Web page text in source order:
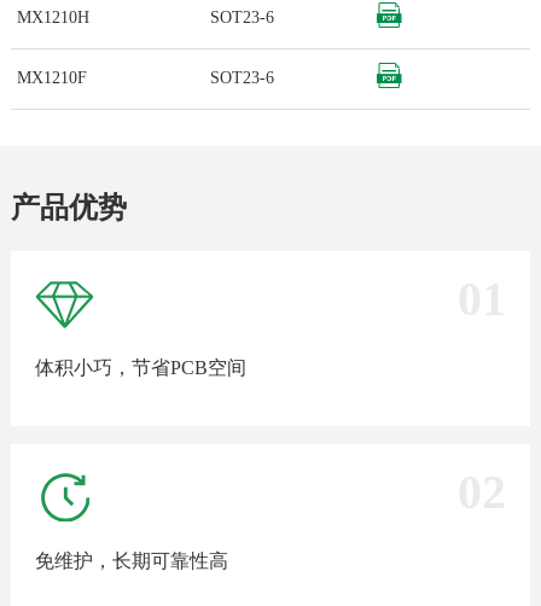
MX1210H SOT23-6
MX1210F SOT23-6
产品优势
体积小巧，节省PCB空间
免维护，长期可靠性高